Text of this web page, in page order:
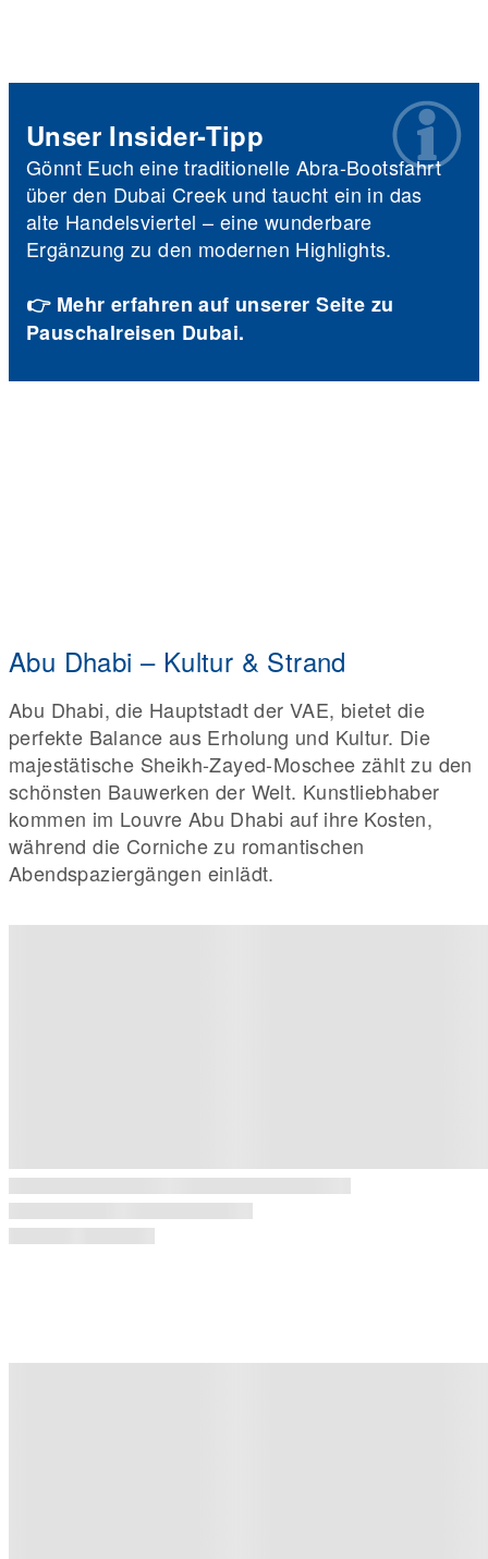
Unser Insider-Tipp
Gönnt Euch eine traditionelle Abra-Bootsfahrt
über den Dubai Creek und taucht ein in das
alte Handelsviertel – eine wunderbare
Ergänzung zu den modernen Highlights.
👉 Mehr erfahren auf unserer Seite zu
Pauschalreisen Dubai.
Abu Dhabi – Kultur & Strand
Abu Dhabi, die Hauptstadt der VAE, bietet die
perfekte Balance aus Erholung und Kultur. Die
majestätische Sheikh-Zayed-Moschee zählt zu den
schönsten Bauwerken der Welt. Kunstliebhaber
kommen im Louvre Abu Dhabi auf ihre Kosten,
während die Corniche zu romantischen
Abendspaziergängen einlädt.